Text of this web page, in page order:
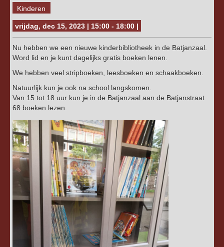
Kinderen
vrijdag, dec 15, 2023 | 15:00 - 18:00 |
Nu hebben we een nieuwe kinderbibliotheek in de Batjanzaal.
Word lid en je kunt dagelijks gratis boeken lenen.
We hebben veel stripboeken, leesboeken en schaakboeken.
Natuurlijk kun je ook na school langskomen.
Van 15 tot 18 uur kun je in de Batjanzaal aan de Batjanstraat
68 boeken lezen.